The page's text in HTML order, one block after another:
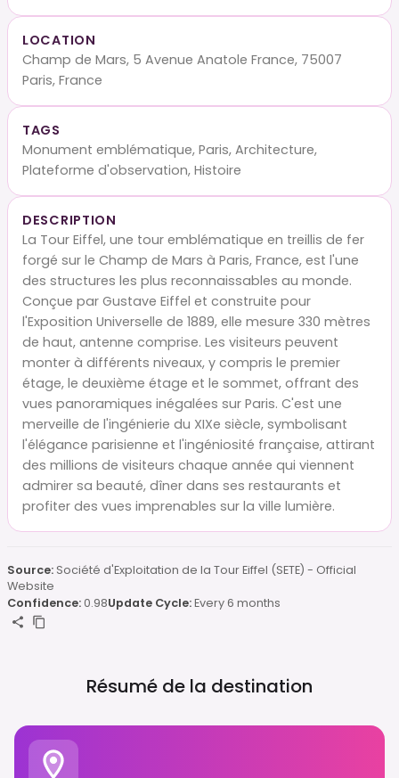
LOCATION
Champ de Mars, 5 Avenue Anatole France, 75007
Paris, France
TAGS
Monument emblématique, Paris, Architecture,
Plateforme d'observation, Histoire
DESCRIPTION
La Tour Eiffel, une tour emblématique en treillis de fer
forgé sur le Champ de Mars à Paris, France, est l'une
des structures les plus reconnaissables au monde.
Conçue par Gustave Eiffel et construite pour
l'Exposition Universelle de 1889, elle mesure 330 mètres
de haut, antenne comprise. Les visiteurs peuvent
monter à différents niveaux, y compris le premier
étage, le deuxième étage et le sommet, offrant des
vues panoramiques inégalées sur Paris. C'est une
merveille de l'ingénierie du XIXe siècle, symbolisant
l'élégance parisienne et l'ingéniosité française, attirant
des millions de visiteurs chaque année qui viennent
admirer sa beauté, dîner dans ses restaurants et
profiter des vues imprenables sur la ville lumière.
Source: Société d'Exploitation de la Tour Eiffel (SETE) - Official
Website
Confidence:0.98Update Cycle:Every 6 months
Résumé de la destination